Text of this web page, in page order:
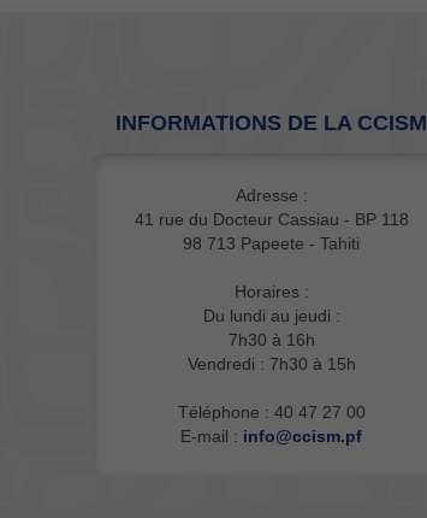
INFORMATIONS DE LA CCISM
Adresse :
41 rue du Docteur Cassiau - BP 118
98 713 Papeete - Tahiti
Horaires :
Du lundi au jeudi :
7h30 à 16h
Vendredi : 7h30 à 15h
Téléphone : 40 47 27 00
E-mail : info@ccism.pf